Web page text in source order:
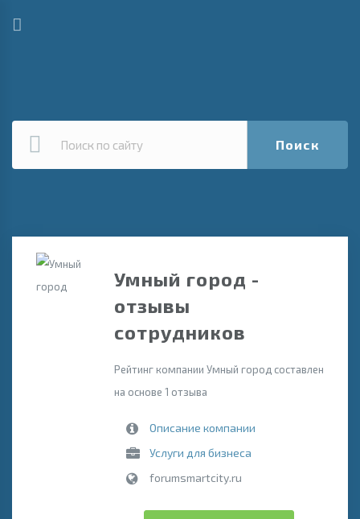
Поиск
Умный город -
отзывы
сотрудников
Рейтинг компании Умный город составлен
на основе 1 отзыва
Описание компании
Услуги для бизнеса
forumsmartcity.ru